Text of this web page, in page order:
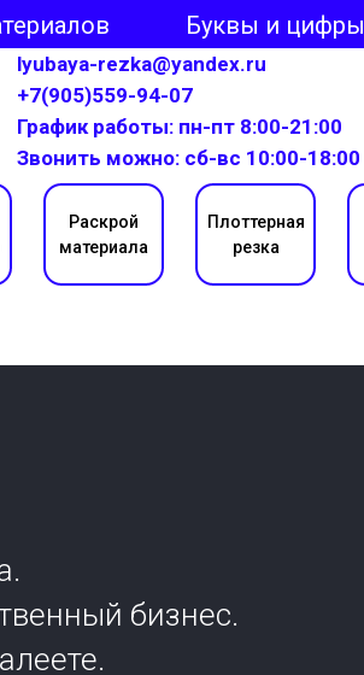
Буквы и цифры
lyubaya-rezka@yandex.ru
+7(905)559-94-07
График работы: пн-пт 8:00-21:00
Звонить можно: сб-вс 10:00-18:00
Плоттерная
резка
Раскрой
материала
бизнес.